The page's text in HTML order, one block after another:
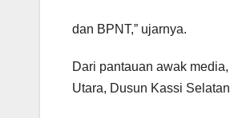
dan BPNT,” ujarnya.
Dari pantauan awak
Utara, Dusun Kassi